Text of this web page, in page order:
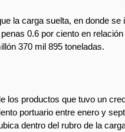
la carga suelta, en donde se
0.6 por ciento en
370 mil 895 toneladas.
los productos que tuvo un
portuario entre enero y
dentro del rubro de la